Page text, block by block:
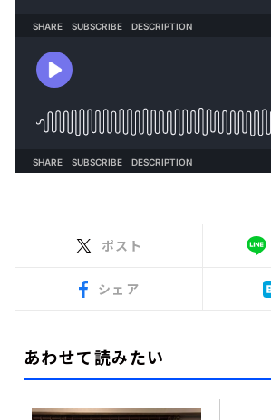
ポスト
シェア
あわせて読みたい